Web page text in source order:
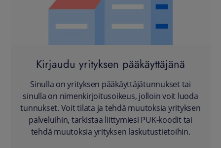
Kirjaudu yrityksen pääkäyttäjänä
Sinulla on yrityksen pääkäyttäjätunnukset tai
sinulla on nimenkirjoitusoikeus, jolloin voit luoda
tunnukset. Voit tilata ja tehdä muutoksia yrityksen
palveluihin, tarkistaa liittymiesi PUK-koodit tai
tehdä muutoksia yrityksen laskutustietoihin.